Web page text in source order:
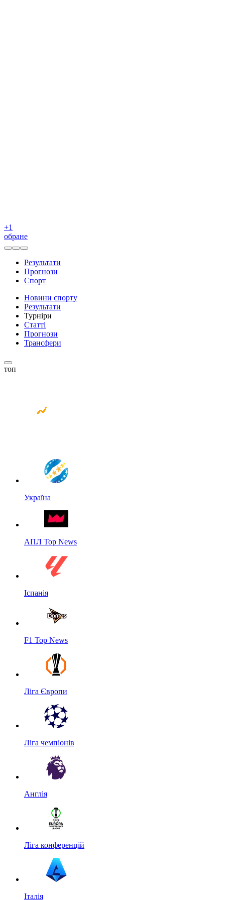
+1
обране
Результати
Прогнози
Спорт
Новини спорту
Результати
Турніри
Статті
Прогнози
Трансфери
топ
Україна
АПЛ Top News
Іспанія
F1 Top News
Ліга Європи
Ліга чемпіонів
Англія
Ліга конференцій
Італія